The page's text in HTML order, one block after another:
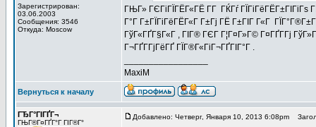
Зарегистрирован:
03.06.2003
Сообщения: 3546
Откуда: Moscow
ГЊГ» ГЄГіГЇГЁГ«ГЁ Г­Г ГЌГѓ ГЇГіГёГЁГ±ГІГіГѕ
Г°Г Г±ГЇГіГёГЁГ«Г Г±Гј ГЁ Г±ГІГ Г«Г
ГўГ«ГҐГ§Г«Г , ГІГ® ГЄГ Г¦Г¤Г»Г© Г¤ГҐГ­Гј
Г¬ГҐГ­ГјГёГҐ ГЇГ®Г«ГіГ¬ГҐГІГ°Г .
MaxiM
Вернуться к началу
ГЂГ°ГІГҐГ¬
ГЊГ®Г¤ГҐГ°Г ГІГ®Г°
Добавлено: Четверг, Января 10, 2013 6:08pm